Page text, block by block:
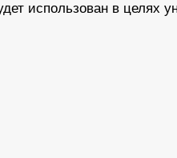
использован в целях